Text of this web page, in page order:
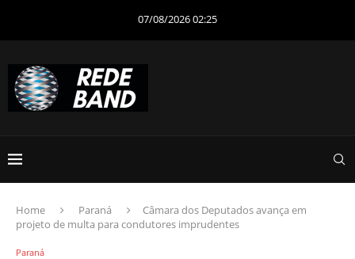
07/08/2026 02:25
Home Paraná
Câmara dos Deputados avança em
projeto de multa para condutores imprudentes
Paraná